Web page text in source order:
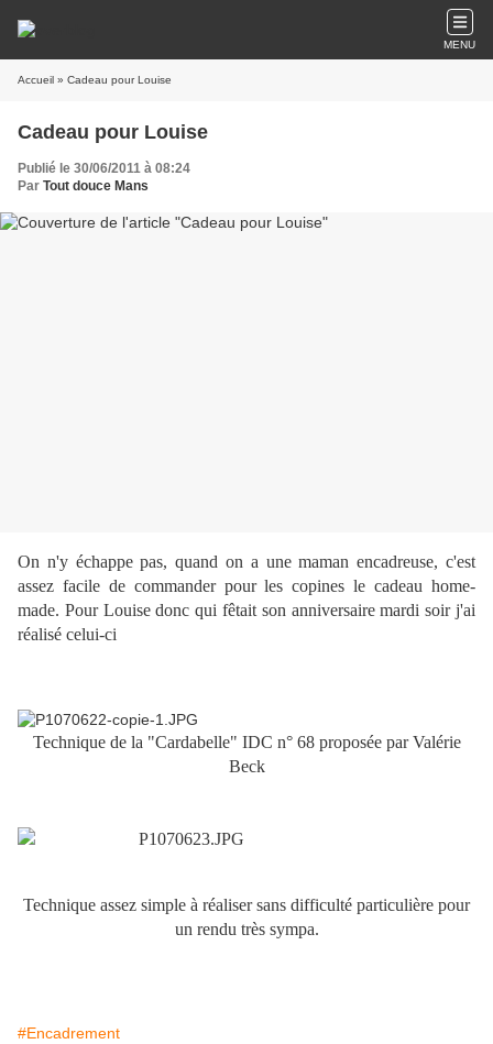
MENU
Accueil » Cadeau pour Louise
Cadeau pour Louise
Publié le 30/06/2011 à 08:24
Par Tout douce Mans
On n'y échappe pas, quand on a une maman encadreuse, c'est
assez facile de commander pour les copines le cadeau home-
made. Pour Louise donc qui fêtait son anniversaire mardi soir j'ai
réalisé celui-ci
Technique de la "Cardabelle" IDC n° 68 proposée par Valérie
Beck
Technique assez simple à réaliser sans difficulté particulière pour
un rendu très sympa.
#Encadrement